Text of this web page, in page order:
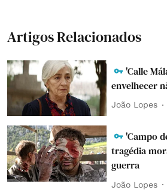
Artigos Relacionados
'Calle
envelhecer
João Lopes
'Campo
tragédia
guerra
João Lopes